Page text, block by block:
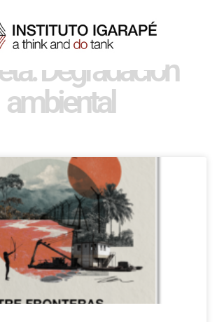
Degradación
ambiental